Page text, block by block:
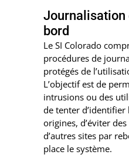
Journalisation
bord
Le SI Colorado
procédures de
protégés de
L’objectif est de
intrusions ou des
de tenter d’identifier
origines, d’éviter
d’autres sites par
place le système.